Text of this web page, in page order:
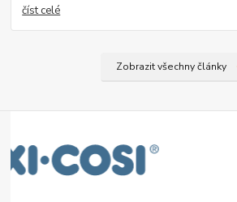
číst celé
Zobrazit všechny články